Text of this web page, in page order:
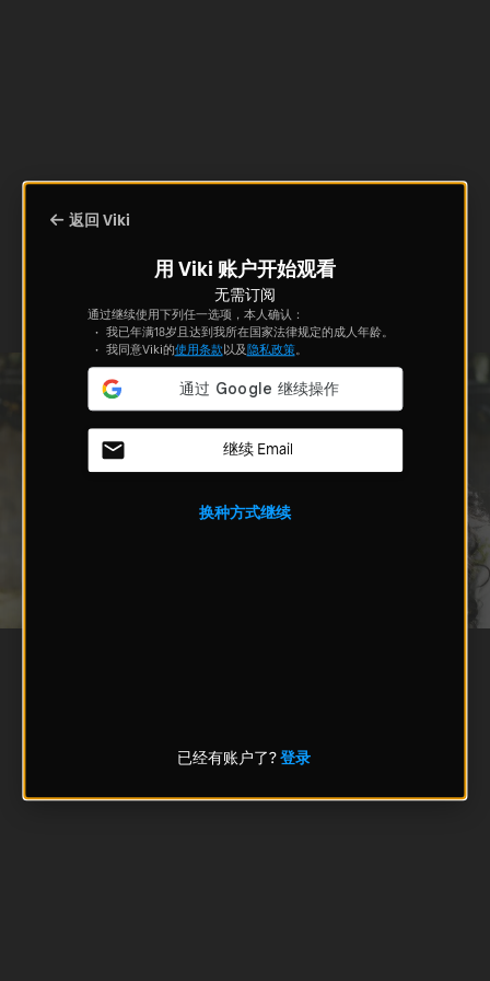
返回 Viki
用 Viki 账户开始观看
无需订阅
通过继续使用下列任一选项，本人确认：
我已年满18岁且达到我所在国家法律规定的成人年龄。
我同意Viki的使用条款以及隐私政策。
继续 Email
换种方式继续
已经有账户了?登录